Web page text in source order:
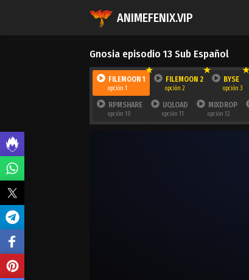
ANIMEFENIX.VIP
Gnosia episodio 13 Sub Español
FILEMOON 1
opción 1
FILEMOON 2
opción 2
BYSE
opción 3
RPMSHARE
opción 10
UQLOAD
opción 11
MIXDROP
opción 12